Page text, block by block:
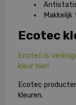
Ecotec
Ecotec is
kleur hier!
Ecotec
kleuren.